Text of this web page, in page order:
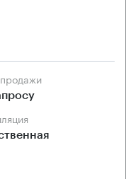
продажи